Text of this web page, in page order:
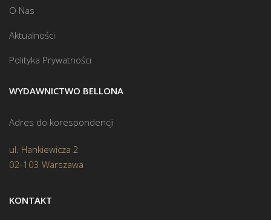
O Nas
Aktualności
Polityka Prywatności
WYDAWNICTWO BELLONA
Adres do korespondencji
ul. Hankiewicza 2
02-103 Warszawa
KONTAKT